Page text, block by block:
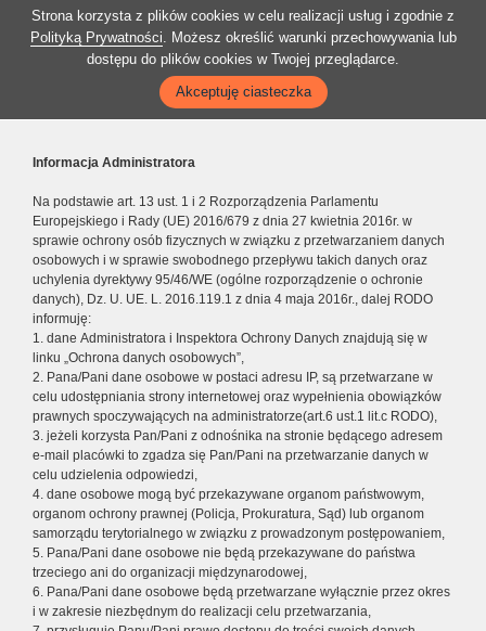
Strona korzysta z plików cookies w celu realizacji usług i zgodnie z
Polityką Prywatności. Możesz określić warunki przechowywania lub
dostępu do plików cookies w Twojej przeglądarce.
Akceptuję ciasteczka
Informacja Administratora
Na podstawie art. 13 ust. 1 i 2 Rozporządzenia Parlamentu
Europejskiego i Rady (UE) 2016/679 z dnia 27 kwietnia 2016r. w
sprawie ochrony osób fizycznych w związku z przetwarzaniem danych
osobowych i w sprawie swobodnego przepływu takich danych oraz
uchylenia dyrektywy 95/46/WE (ogólne rozporządzenie o ochronie
danych), Dz. U. UE. L. 2016.119.1 z dnia 4 maja 2016r., dalej RODO
informuję:
1. dane Administratora i Inspektora Ochrony Danych znajdują się w
linku „Ochrona danych osobowych”,
2. Pana/Pani dane osobowe w postaci adresu IP, są przetwarzane w
celu udostępniania strony internetowej oraz wypełnienia obowiązków
prawnych spoczywających na administratorze(art.6 ust.1 lit.c RODO),
3. jeżeli korzysta Pan/Pani z odnośnika na stronie będącego adresem
e-mail placówki to zgadza się Pan/Pani na przetwarzanie danych w
celu udzielenia odpowiedzi,
4. dane osobowe mogą być przekazywane organom państwowym,
organom ochrony prawnej (Policja, Prokuratura, Sąd) lub organom
samorządu terytorialnego w związku z prowadzonym postępowaniem,
5. Pana/Pani dane osobowe nie będą przekazywane do państwa
trzeciego ani do organizacji międzynarodowej,
6. Pana/Pani dane osobowe będą przetwarzane wyłącznie przez okres
i w zakresie niezbędnym do realizacji celu przetwarzania,